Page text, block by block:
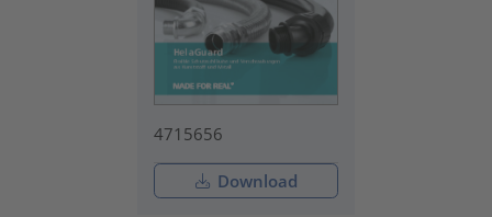
4715656
Download